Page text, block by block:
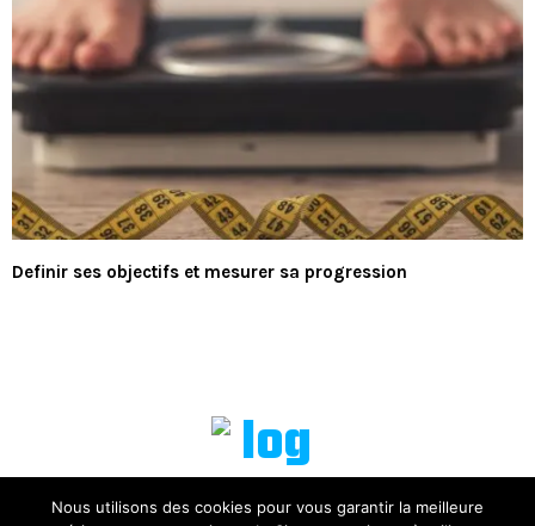
Definir ses objectifs et mesurer sa progression
Nous utilisons des cookies pour vous garantir la meilleure